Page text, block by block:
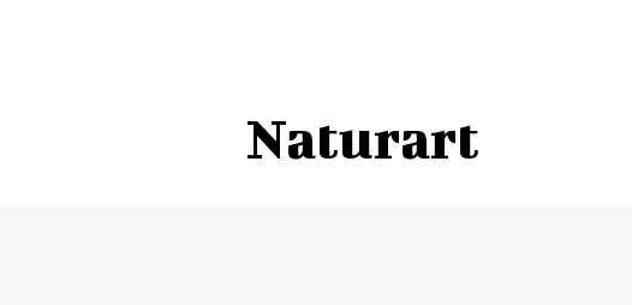
Naturart